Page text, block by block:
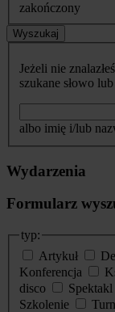
zakończony
Wyszukaj
Jeżeli nie
szukane słowo
albo imię i/lub
Wydarzenia
Formularz
typ:
Artykuł
Konferencja
disco
Spektakl
Szkolenie